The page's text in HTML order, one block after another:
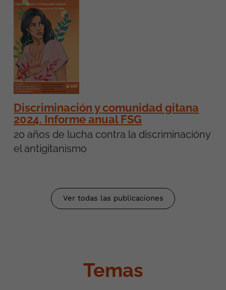
Discriminación y comunidad gitana
2024. Informe anual FSG
20 años de lucha contra la discriminacióny
el antigitanismo
Ver todas las publicaciones
Temas